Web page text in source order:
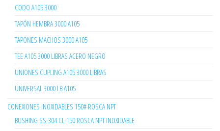
CODO A105 3000
TAPÓN HEMBRA 3000 A105
TAPONES MACHOS 3000 A105
TEE A105 3000 LIBRAS ACERO NEGRO
UNIONES CUPLING A105 3000 LIBRAS
UNIVERSAL 3000 LB A105
CONEXIONES INOXIDABLES 150# ROSCA NPT
BUSHING SS-304 CL-150 ROSCA NPT INOXIDABLE